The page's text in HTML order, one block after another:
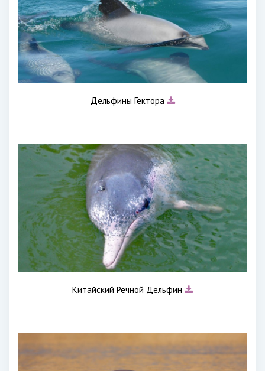
Дельфины Гектора
Китайский Речной Дельфин